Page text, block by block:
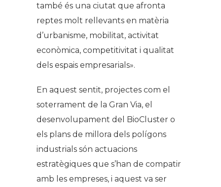
també és una ciutat que afronta
reptes molt rellevants en matèria
d’urbanisme, mobilitat, activitat
econòmica, competitivitat i qualitat
dels espais empresarials».
En aquest sentit, projectes com el
soterrament de la Gran Via, el
desenvolupament del BioCluster o
els plans de millora dels polígons
industrials són actuacions
estratègiques que s’han de compatir
amb les empreses, i aquest va ser